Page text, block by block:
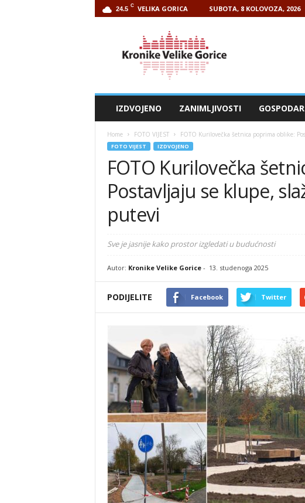
24.5 C VELIKA GORICA SUBOTA, 8 KOLOVOZA, 2026
IZDVOJENO ZANIMLJIVOSTI
Home FOTO VIJEST FOTO Kurilovečka šetnica poprima oblike:
FOTO VIJEST IZDVOJENO
FOTO Kurilovečka
Postavljaju se klupe,
putevi
Sve je jasnije kako prostor izgledati u budućnosti
Autor: Kronike Velike Gorice- 13. studenoga 2025
PODIJELITE Facebook Twitter